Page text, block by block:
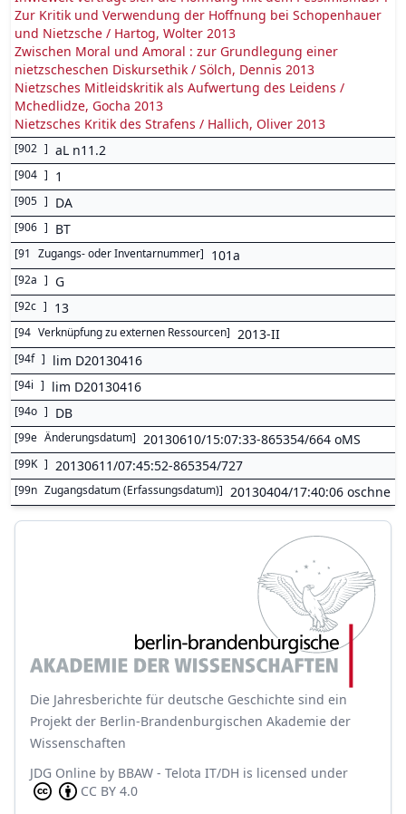
Zur Kritik und Verwendung der Hoffnung bei Schopenhauer
und Nietzsche / Hartog, Wolter 2013
Zwischen Moral und Amoral : zur Grundlegung einer
nietzscheschen Diskursethik / Sölch, Dennis 2013
Nietzsches Mitleidskritik als Aufwertung des Leidens /
Mchedlidze, Gocha 2013
Nietzsches Kritik des Strafens / Hallich, Oliver 2013
[902 ] aL n11.2
[904 ] 1
[905 ] DA
[906 ] BT
[91 Zugangs- oder Inventarnummer] 101a
[92a ] G
[92c ] 13
[94 Verknüpfung zu externen Ressourcen] 2013-II
[94f ] lim D20130416
[94i ] lim D20130416
[94o ] DB
[99e Änderungsdatum] 20130610/15:07:33-865354/664 oMS
[99K ] 20130611/07:45:52-865354/727
[99n Zugangsdatum (Erfassungsdatum)] 20130404/17:40:06 oschne
Die Jahresberichte für deutsche Geschichte sind ein
Projekt der Berlin-Brandenburgischen Akademie der
Wissenschaften
JDG Online by BBAW - Telota IT/DH is licensed under
CC BY 4.0